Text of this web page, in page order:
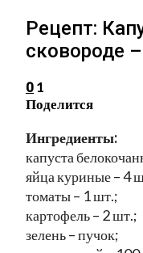
Рецепт:
сковороде
0 1
Поделится
Ингредиенты:
капуста
яйца куриные – 4
томаты – 1 шт.;
картофель – 2 шт.;
зелень – пучок;